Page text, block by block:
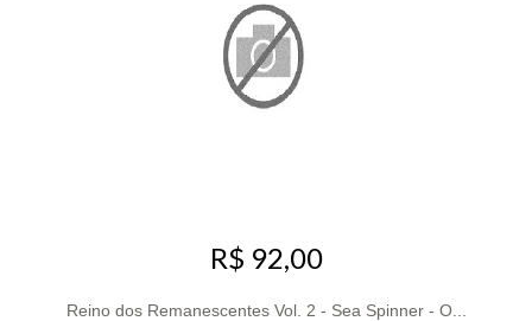
R$ 92,00
Reino dos Remanescentes Vol. 2 - Sea Spinner - O...